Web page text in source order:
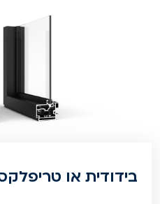
בידודית או טריפלקס?